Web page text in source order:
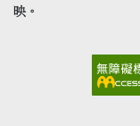
映。